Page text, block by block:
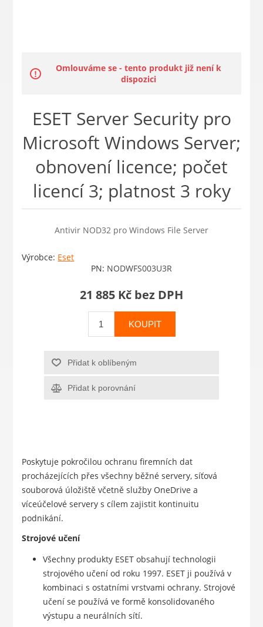
Omlouváme se - tento produkt již není k
dispozici
ESET Server Security pro
Microsoft Windows Server;
obnovení licence; počet
licencí 3; platnost 3 roky
Antivir NOD32 pro Windows File Server
Výrobce: Eset
PN: NODWFS003U3R
21 885 Kč bez DPH
KOUPIT
Přidat k oblíbeným
Přidat k porovnání
Poskytuje pokročilou ochranu firemních dat
procházejících přes všechny běžné servery, síťová
souborová úložiště včetně služby OneDrive a
víceúčelové servery s cílem zajistit kontinuitu
podnikání.
Strojové učení
Všechny produkty ESET obsahují technologii
strojového učení od roku 1997. ESET ji používá v
kombinaci s ostatními vrstvami ochrany. Strojové
učení se používá ve formě konsolidovaného
výstupu a neurálních sítí.